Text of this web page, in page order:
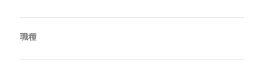
職種